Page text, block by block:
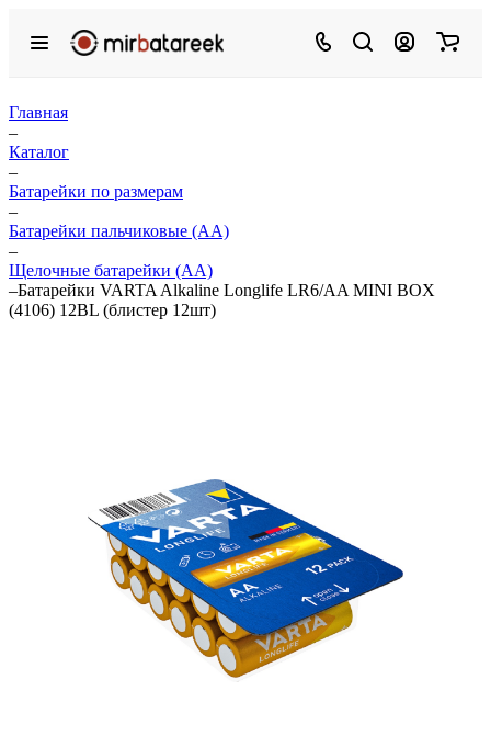
Главная
–
Каталог
–
Батарейки по размерам
–
Батарейки пальчиковые (АА)
–
Щелочные батарейки (АА)
–Батарейки VARTA Alkaline Longlife LR6/AA MINI BOX
(4106) 12BL (блистер 12шт)